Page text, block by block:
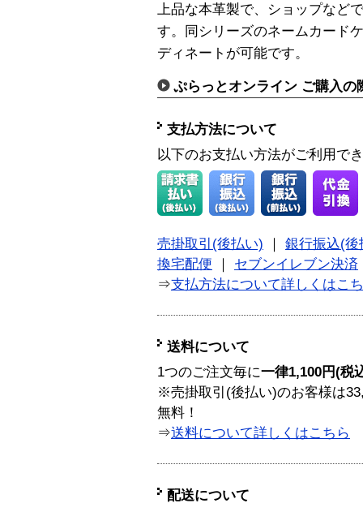
上品な本革製で、ショップなど
す。同シリーズのネームカード
ディネートが可能です。
ぷらっとオンライン ご購入の
支払方法について
以下のお支払い方法がご利用で
売掛取引(後払い)
銀行振込(後
換宅配便
セブンイレブン決済
⇒支払方法について詳しくはこ
送料について
1つのご注文毎に一律1,100円(税
※売掛取引(後払い)のお客様は
無料！
⇒送料について詳しくはこちら
配送について